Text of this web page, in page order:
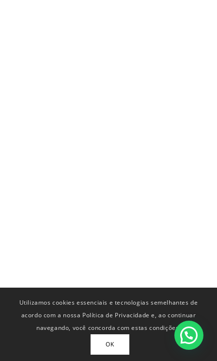
Utilizamos cookies essenciais e tecnologias semelhantes de
acordo com a nossa Política de Privacidade e, ao continuar
navegando, você concorda com estas condições.
OK